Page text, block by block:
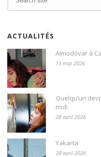
ACTUALITÉS
Almodóvar à
13 mai 2026
Quelqu’un
midi
28 avril 2026
Yakarta
28 avril 2026